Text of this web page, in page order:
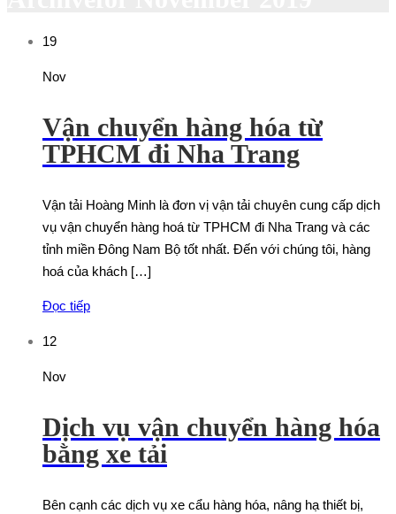
19
Nov
Vận chuyển hàng hóa từ
TPHCM đi Nha Trang
Vận tải Hoàng Minh là đơn vị vận tải chuyên cung cấp dịch
vụ vận chuyển hàng hoá từ TPHCM đi Nha Trang và các
tỉnh miền Đông Nam Bộ tốt nhất. Đến với chúng tôi, hàng
hoá của khách […]
Đọc tiếp
12
Nov
Dịch vụ vận chuyển hàng hóa
bằng xe tải
Bên cạnh các dịch vụ xe cẩu hàng hóa, nâng hạ thiết bị,